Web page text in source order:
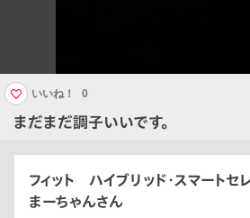
まだまだ調子いいです。
いいね！ 0
フィット ハイブリッド・スマートセ
まーちゃんさん